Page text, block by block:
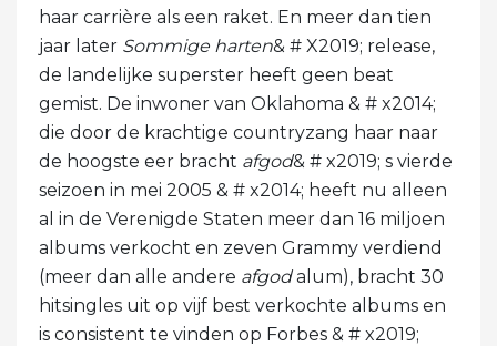
haar carrière als een raket. En meer dan tien
jaar later Sommige harten& # X2019; release,
de landelijke superster heeft geen beat
gemist. De inwoner van Oklahoma & # x2014;
die door de krachtige countryzang haar naar
de hoogste eer bracht afgod& # x2019; s vierde
seizoen in mei 2005 & # x2014; heeft nu alleen
al in de Verenigde Staten meer dan 16 miljoen
albums verkocht en zeven Grammy verdiend
(meer dan alle andere afgodalum), bracht 30
hitsingles uit op vijf best verkochte albums en
is consistent te vinden op Forbes & # x2019;